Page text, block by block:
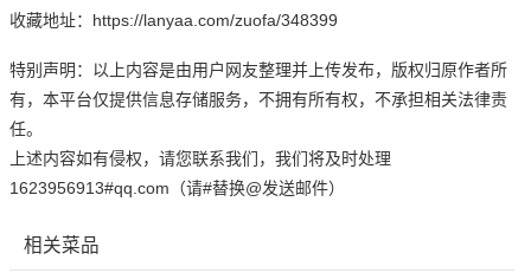
收藏地址：https://lanyaa.com/zuofa/348399
特别声明：以上内容是由用户网友整理并上传发布，版权归原作者所
有，本平台仅提供信息存储服务，不拥有所有权，不承担相关法律责
任。
上述内容如有侵权，请您联系我们，我们将及时处理
1623956913#qq.com（请#替换@发送邮件）
相关菜品